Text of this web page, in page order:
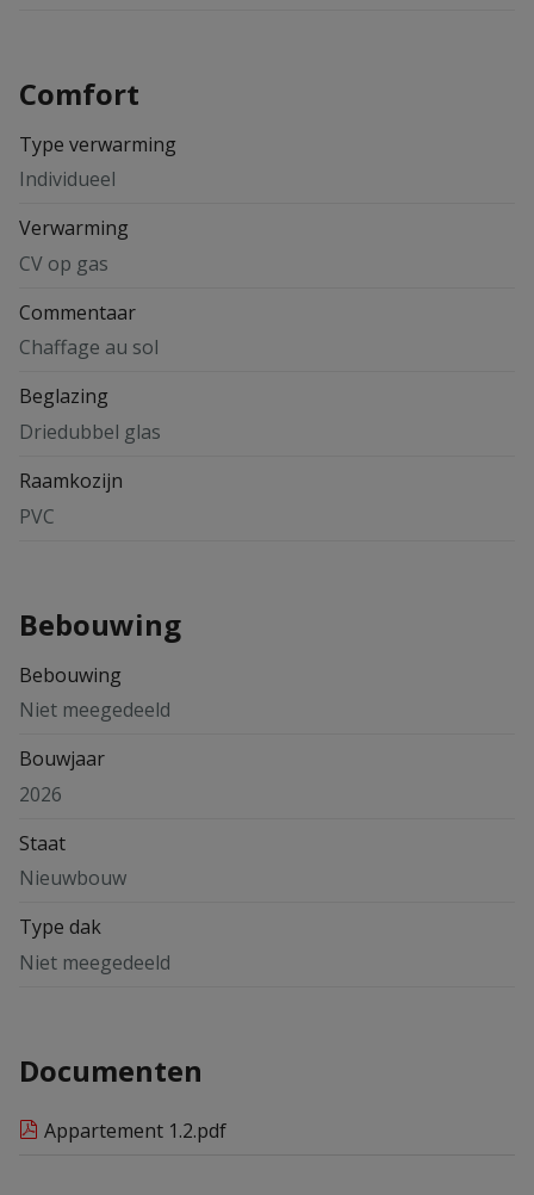
Comfort
Type verwarming
Individueel
Verwarming
CV op gas
Commentaar
Chaffage au sol
Beglazing
Driedubbel glas
Raamkozijn
PVC
Bebouwing
Bebouwing
Niet meegedeeld
Bouwjaar
2026
Staat
Nieuwbouw
Type dak
Niet meegedeeld
Documenten
Appartement 1.2.pdf